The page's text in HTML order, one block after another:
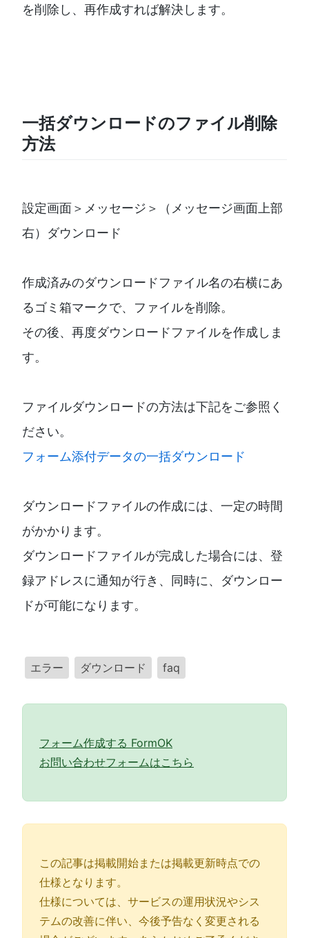
を削除し、再作成すれば解決します。
一括ダウンロードのファイル削除
方法
設定画面＞メッセージ＞（メッセージ画面上部
右）ダウンロード
作成済みのダウンロードファイル名の右横にあ
るゴミ箱マークで、ファイルを削除。
その後、再度ダウンロードファイルを作成しま
す。
ファイルダウンロードの方法は下記をご参照く
ださい。
フォーム添付データの一括ダウンロード
ダウンロードファイルの作成には、一定の時間
がかかります。
ダウンロードファイルが完成した場合には、登
録アドレスに通知が行き、同時に、ダウンロー
ドが可能になります。
エラー ダウンロード faq
フォーム作成する FormOK
お問い合わせフォームはこちら
この記事は掲載開始または掲載更新時点での
仕様となります。
仕様については、サービスの運用状況やシス
テムの改善に伴い、今後予告なく変更される